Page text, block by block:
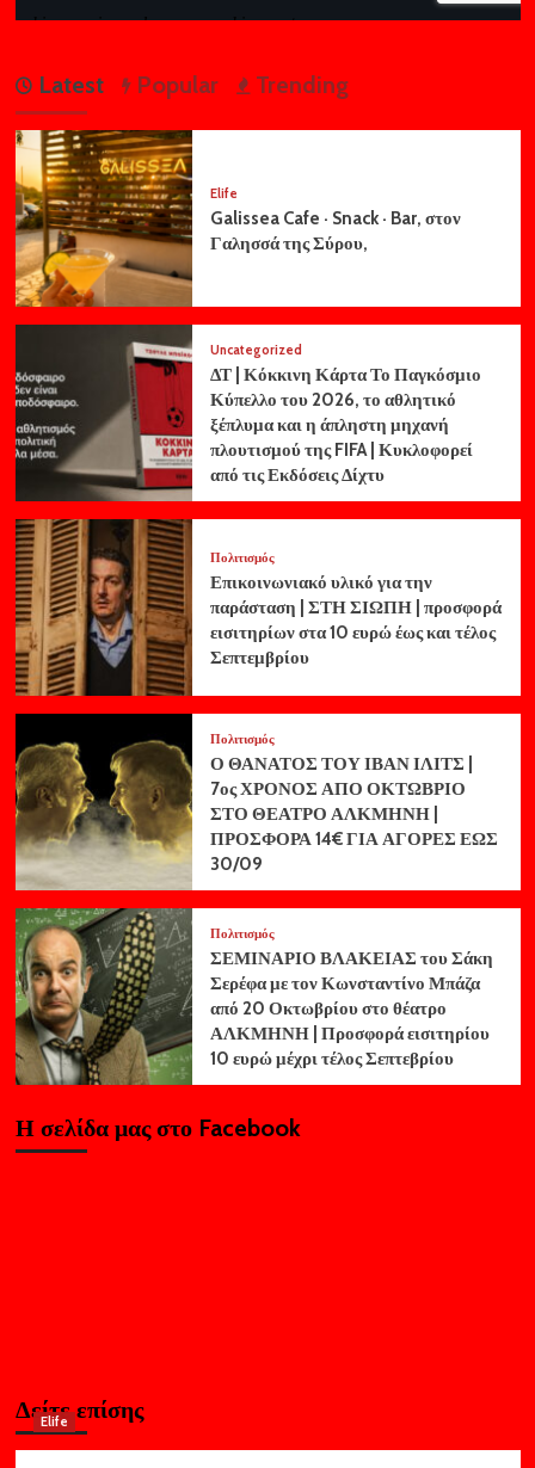
Latest Popular Trending
Elife
Galissea Cafe · Snack · Bar, στον
Γαλησσά της Σύρου,
Uncategorized
ΔΤ | Κόκκινη Κάρτα Το Παγκόσμιο
Κύπελλο του 2026, το αθλητικό
ξέπλυμα και η άπληστη μηχανή
πλουτισμού της FIFA | Κυκλοφορεί
από τις Εκδόσεις Δίχτυ
Πολιτισμός
Επικοινωνιακό υλικό για την
παράσταση | ΣΤΗ ΣΙΩΠΗ | προσφορά
εισιτηρίων στα 10 ευρώ έως και τέλος
Σεπτεμβρίου
Πολιτισμός
Ο ΘΑΝΑΤΟΣ ΤΟΥ ΙΒΑΝ ΙΛΙΤΣ |
7ος ΧΡΟΝΟΣ ΑΠΟ ΟΚΤΩΒΡΙΟ
ΣΤΟ ΘΕΑΤΡΟ ΑΛΚΜΗΝΗ |
ΠΡΟΣΦΟΡΑ 14€ ΓΙΑ ΑΓΟΡΕΣ ΕΩΣ
30/09
Πολιτισμός
ΣΕΜΙΝΑΡΙΟ ΒΛΑΚΕΙΑΣ του Σάκη
Σερέφα με τον Κωνσταντίνο Μπάζα
από 20 Οκτωβρίου στο θέατρο
ΑΛΚΜΗΝΗ | Προσφορά εισιτηρίου
10 ευρώ μέχρι τέλος Σεπτεβρίου
Η σελίδα μας στο Facebook
Δείτε επίσης
Elife